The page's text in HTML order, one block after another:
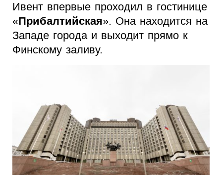
Ивент впервые проходил в гостинице
«Прибалтийская». Она находится на
Западе города и выходит прямо к
Финскому заливу.